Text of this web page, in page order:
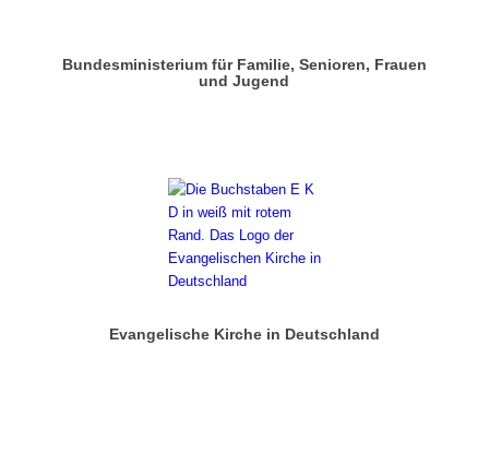
Bundesministerium für Familie, Senioren, Frauen
und Jugend
Evangelische Kirche in Deutschland